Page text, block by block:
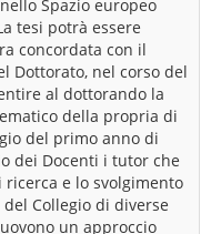
Spazio europeo
tesi potrà essere
concordata con il
Dottorato, nel corso del
al dottorando la
della propria di
del primo anno di
dei Docenti i tutor che
e lo svolgimento
Collegio di diverse
un approccio